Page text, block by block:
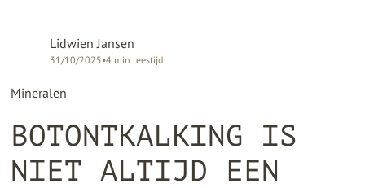
Lidwien Jansen
31/10/2025•4 min leestijd
Mineralen
BOTONTKALKING IS
NIET ALTIJD EEN